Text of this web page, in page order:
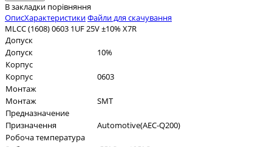
В закладки порівняння
ОписХарактеристикиФайли для скачування
MLCC (1608) 0603 1UF 25V ±10% X7R
Допуск
Допуск
10%
Корпус
Корпус
0603
Монтаж
Монтаж
SMT
Предназначение
Призначення
Automotive(AEC-Q200)
Робоча температура